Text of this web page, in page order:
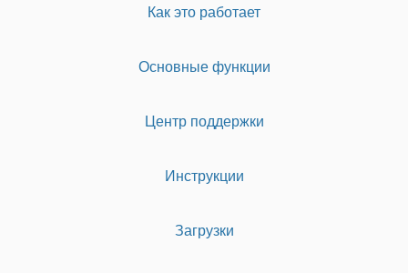
Как это работает
Основные функции
Центр поддержки
Инструкции
Загрузки